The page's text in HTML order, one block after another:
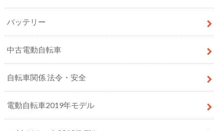
バッテリー
中古電動自転車
自転車関係 法令・安全
電動自転車2019年モデル